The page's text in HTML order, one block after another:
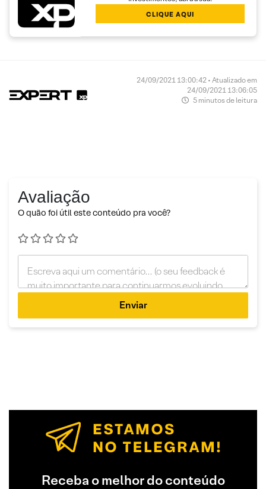
CLIQUE AQUI
24/09/2021 13:00:42 • Atualizado em
24/09/2021 13:06:05
5 minutos de leitura
Avaliação
O quão foi útil este conteúdo pra você?
Enviar
Receba o melhor do conteúdo